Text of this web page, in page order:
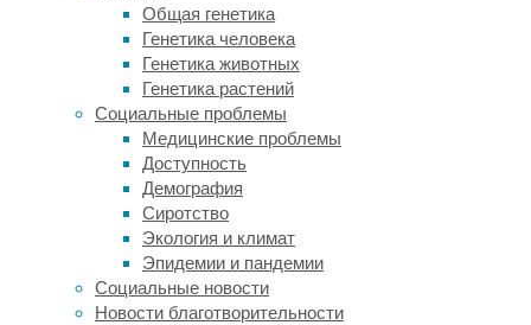
Общая генетика
Генетика человека
Генетика животных
Генетика растений
Социальные проблемы
Медицинские проблемы
Доступность
Демография
Сиротство
Экология и климат
Эпидемии и пандемии
Социальные новости
Новости благотворительности
вопросу
шире.
Команда
нутрициологов
из
Ньюкаслского
университета
(Великобритания)
отобрала
для
метаанализа
как